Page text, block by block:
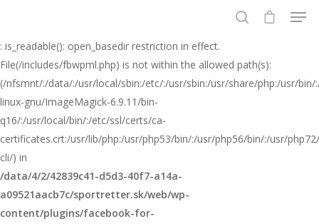
: is_readable(): open_basedir restriction in effect.
File(/includes/fbwpml.php) is not within the allowed path(s):
(/nfsmnt/:/data/:/usr/local/sbin:/etc/:/usr/sbin:/usr/share/php:/usr/
linux-gnu/ImageMagick-6.9.11/bin-
q16/:/usr/local/bin/:/etc/ssl/certs/ca-
certificates.crt:/usr/lib/php:/usr/php53/bin/:/usr/php56/bin/:/usr/
cli/) in
/data/4/2/42839c41-d5d3-40f7-a14a-
a09521aacb7c/sportretter.sk/web/wp-
content/plugins/facebook-for-
Stlačením klávesu Enter vyhľadajte alebo